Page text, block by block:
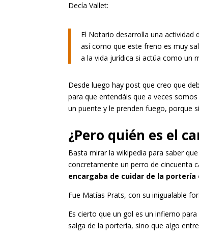
Decía Vallet:
El Notario desarrolla una actividad
así como que este freno es muy
a la vida jurídica si actúa como un
Desde luego hay post que creo que
para que entendáis que a veces
un puente y le prenden fuego, porque
¿Pero quién es el
Basta mirar la wikipedia para saber
concretamente un perro de cincuenta
encargaba de cuidar de la portería
Fue Matías Prats, con su inigualable
Es cierto que un gol es un infierno
salga de la portería, sino que algo